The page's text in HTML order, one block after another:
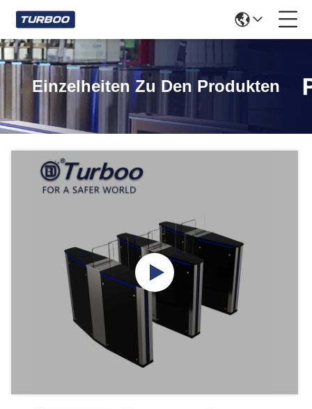
Einzelheiten Zu Den Produkten